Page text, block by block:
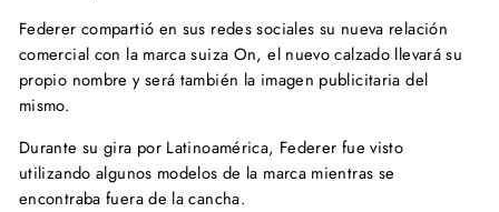
Federer compartió en sus redes sociales su nueva relación
comercial con la marca suiza On, el nuevo calzado llevará su
propio nombre y será también la imagen publicitaria del
mismo.
Durante su gira por Latinoamérica, Federer fue visto
utilizando algunos modelos de la marca mientras se
encontraba fuera de la cancha.